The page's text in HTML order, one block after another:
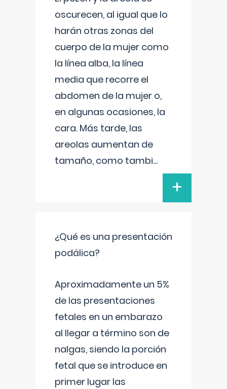
oscurecen, al igual que lo
harán otras zonas del
cuerpo de la mujer como
la línea alba, la línea
media que recorre el
abdomen de la mujer o,
en algunas ocasiones, la
cara. Más tarde, las
areolas aumentan de
tamaño, como tambi...
+
¿Qué es una presentación
podálica?
Aproximadamente un 5%
de las presentaciones
fetales en un embarazo
al llegar a término son de
nalgas, siendo la porción
fetal que se introduce en
primer lugar las